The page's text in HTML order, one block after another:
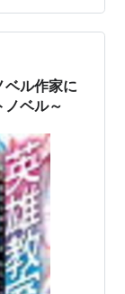
ぼけてん
街も騒がし
をやるとベ
ル作家に
ベル～